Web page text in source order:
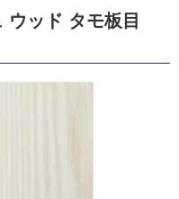
ウッド タモ板目